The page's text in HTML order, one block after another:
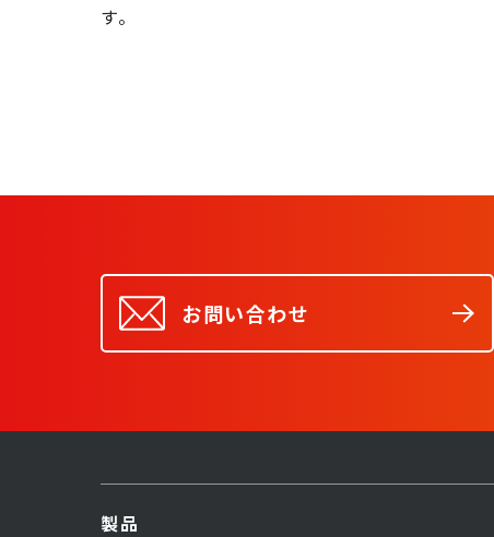
す。
お問い合わせ
製品